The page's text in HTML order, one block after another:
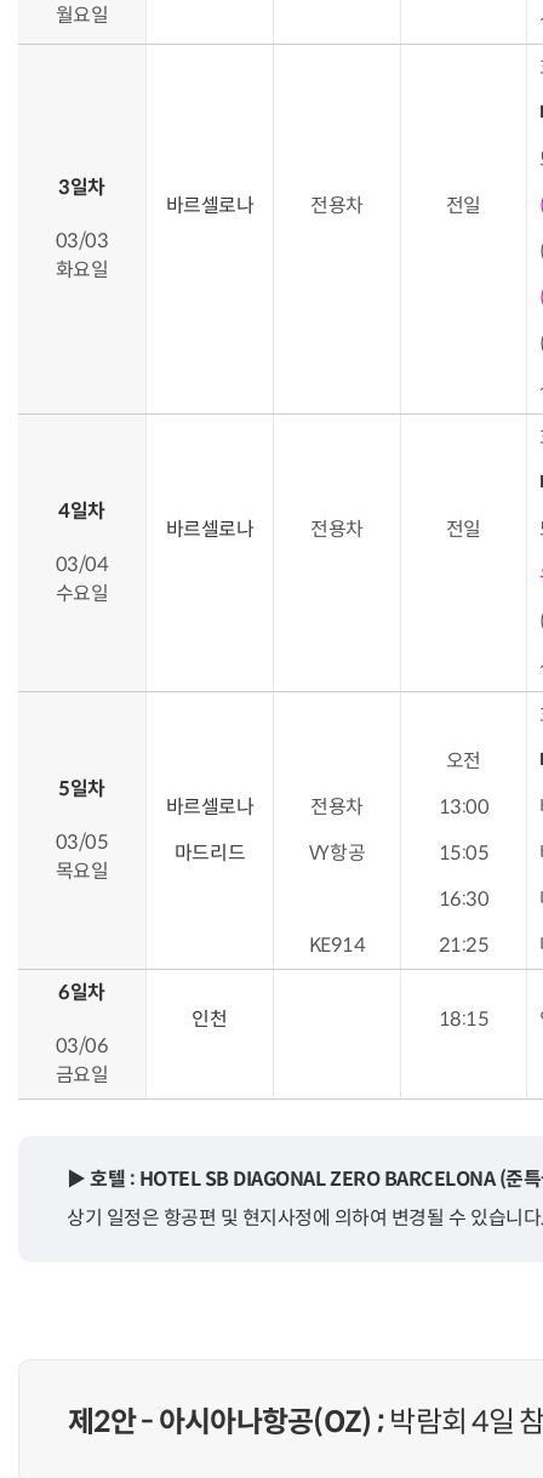
월요일
3일차
03/03
화요일
바르셀로나
전용차 전일
4일차
03/04
수요일
바르셀로나
전용차 전일
5일차
03/05
목요일
오전
바르셀로나
전용차 13:00
마드리드
VY항공 15:05
16:30
KE914
21:25
6일차
03/06
금요일
인천 18:15
▶ 호텔 : HOTEL SB DIAGONAL ZERO BARCELONA (준
상기 일정은 항공편 및 현지사정에 의하여 변경될 수 있습니
제2안 - 아시아나항공(OZ) ; 박람회 4일